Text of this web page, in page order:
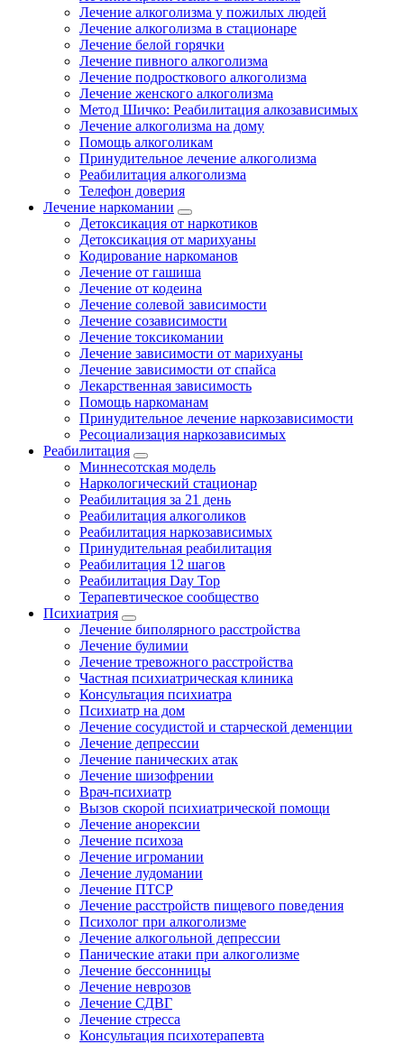
Лечение алкоголизма у пожилых людей
Лечение алкоголизма в стационаре
Лечение белой горячки
Лечение пивного алкоголизма
Лечение подросткового алкоголизма
Лечение женского алкоголизма
Метод Шичко: Реабилитация алкозависимых
Лечение алкоголизма на дому
Помощь алкоголикам
Принудительное лечение алкоголизма
Реабилитация алкоголизма
Телефон доверия
Лечение наркомании
Детоксикация от наркотиков
Детоксикация от марихуаны
Кодирование наркоманов
Лечение от гашиша
Лечение от кодеина
Лечение солевой зависимости
Лечение созависимости
Лечение токсикомании
Лечение зависимости от марихуаны
Лечение зависимости от спайса
Лекарственная зависимость
Помощь наркоманам
Принудительное лечение наркозависимости
Ресоциализация наркозависимых
Реабилитация
Миннесотская модель
Наркологический стационар
Реабилитация за 21 день
Реабилитация алкоголиков
Реабилитация наркозависимых
Принудительная реабилитация
Реабилитация 12 шагов
Реабилитация Day Top
Терапевтическое сообщество
Психиатрия
Лечение биполярного расстройства
Лечение булимии
Лечение тревожного расстройства
Частная психиатрическая клиника
Консультация психиатра
Психиатр на дом
Лечение сосудистой и старческой деменции
Лечение депрессии
Лечение панических атак
Лечение шизофрении
Врач-психиатр
Вызов скорой психиатрической помощи
Лечение анорексии
Лечение психоза
Лечение игромании
Лечение лудомании
Лечение ПТСР
Лечение расстройств пищевого поведения
Психолог при алкоголизме
Лечение алкогольной депрессии
Панические атаки при алкоголизме
Лечение бессонницы
Лечение неврозов
Лечение СДВГ
Лечение стресса
Консультация психотерапевта